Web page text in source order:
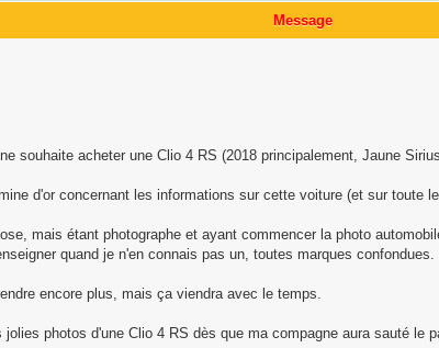
Message
souhaite acheter une Clio 4 RS (2018 principalement, Jaune
d'or concernant les informations sur cette voiture (et sur toute
mais étant photographe et ayant commencer la photo
quand je n'en connais pas un, toutes marques confondues.
encore plus, mais ça viendra avec le temps.
photos d'une Clio 4 RS dès que ma compagne aura sauté le